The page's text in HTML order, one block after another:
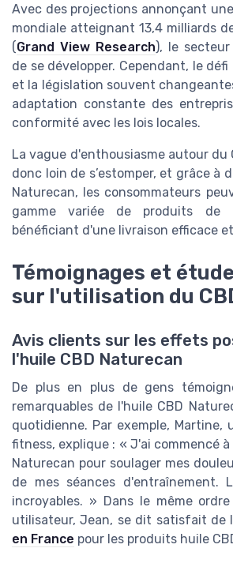
Avec des projections annonçant
mondiale atteignant 13,4 milliards
(Grand View Research), le
de se développer. Cependant, le
et la législation souvent
adaptation constante des
conformité avec les lois locales.
La vague d'enthousiasme autour du
donc loin de s’estomper, et grâce à
Naturecan, les consommateurs
gamme variée de produits de
bénéficiant d'une livraison efficace
Témoignages et
sur l'utilisation du
Avis clients sur les effets
l'huile CBD Naturecan
De plus en plus de gens
remarquables de l'huile CBD
quotidienne. Par exemple, Martine,
fitness, explique : « J'ai commencé
Naturecan pour soulager mes
de mes séances d'entraînement.
incroyables. » Dans le même
utilisateur, Jean, se dit satisfait de
en France pour les produits huile